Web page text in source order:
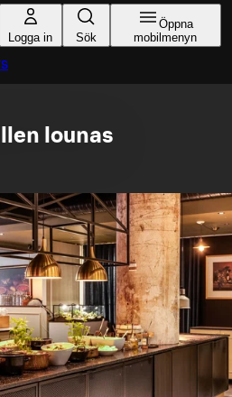
Logga in Sök
Öppna
mobilmenyn
lounas